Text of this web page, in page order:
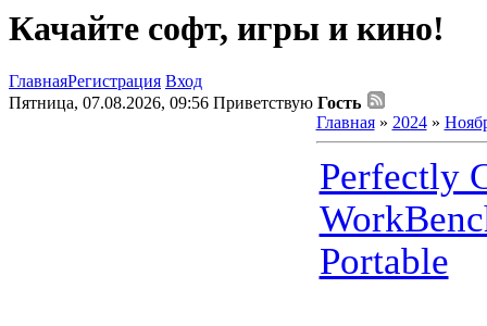
Качайте софт, игры и кино!
ГлавнаяРегистрация Вход
Пятница, 07.08.2026, 09:56 Приветствую Гость
Главная» 2024 »
Perfectly
Portable